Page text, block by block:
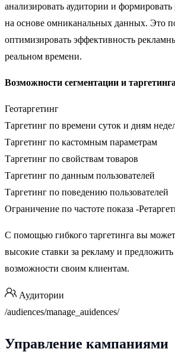
анализировать аудитории и
на основе омниканальных данных. Это
оптимизировать эффективность
реальном времени.
Возможности сегментации и
Геотаргетинг
Таргетинг по времени суток и дням
Таргетинг по кастомным параметрам
Таргетинг по свойствам товаров
Таргетинг по данным пользователей
Таргетинг по поведению пользователей
Ограничение по частоте показа -
С помощью гибкого таргетинга вы
высокие ставки за рекламу и
возможности своим клиентам.
Аудитории
/audiences/manage_auidences/
Управление кампаниями